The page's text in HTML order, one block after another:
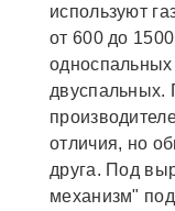
используют
от 600 до
отличия, но
друга. Под
механизм"